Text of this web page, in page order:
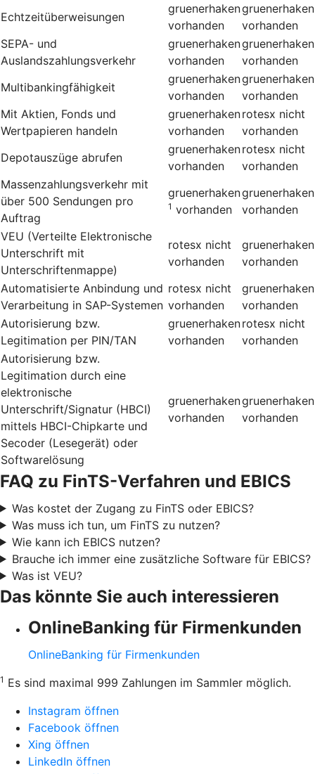
Echtzeitüberweisungen
gruenerhaken
vorhanden
gruenerhaken
vorhanden
SEPA- und
Auslandszahlungsverkehr
gruenerhaken
vorhanden
gruenerhaken
vorhanden
Multibankingfähigkeit
gruenerhaken
vorhanden
gruenerhaken
vorhanden
Mit Aktien, Fonds und
Wertpapieren handeln
gruenerhaken
vorhanden
rotesx nicht
vorhanden
Depotauszüge abrufen
gruenerhaken
vorhanden
rotesx nicht
vorhanden
Massenzahlungsverkehr mit
über 500 Sendungen pro
Auftrag
gruenerhaken
1 vorhanden
gruenerhaken
vorhanden
VEU (Verteilte Elektronische
Unterschrift mit
Unterschriftenmappe)
rotesx nicht
vorhanden
gruenerhaken
vorhanden
Automatisierte Anbindung und
Verarbeitung in SAP-Systemen
rotesx nicht
vorhanden
gruenerhaken
vorhanden
Autorisierung bzw.
Legitimation per PIN/TAN
gruenerhaken
vorhanden
rotesx nicht
vorhanden
Autorisierung bzw.
Legitimation durch eine
elektronische
Unterschrift/Signatur (HBCI)
mittels HBCI-Chipkarte und
Secoder (Lesegerät) oder
Softwarelösung
gruenerhaken
vorhanden
gruenerhaken
vorhanden
FAQ zu FinTS-Verfahren und EBICS
Was kostet der Zugang zu FinTS oder EBICS?
Was muss ich tun, um FinTS zu nutzen?
Wie kann ich EBICS nutzen?
Brauche ich immer eine zusätzliche Software für EBICS?
Was ist VEU?
Das könnte Sie auch interessieren
OnlineBanking für Firmenkunden
OnlineBanking für Firmenkunden
1 Es sind maximal 999 Zahlungen im Sammler möglich.
Instagram öffnen
Facebook öffnen
Xing öffnen
LinkedIn öffnen